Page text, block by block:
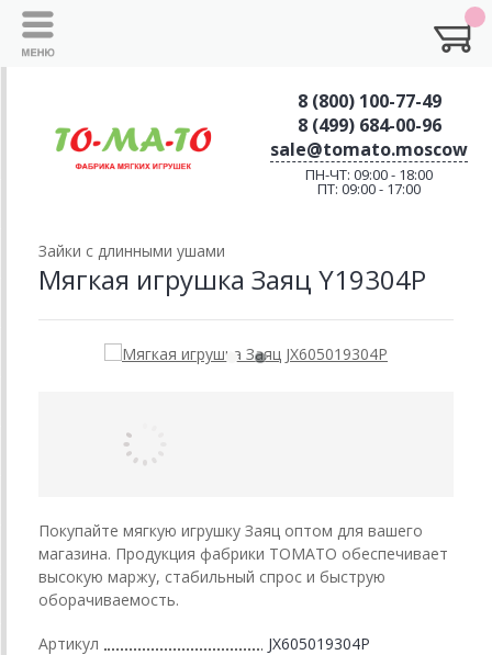
8 (800) 100-77-49
8 (499) 684-00-96
sale@tomato.moscow
ПН-ЧТ: 09:00 - 18:00
ПТ: 09:00 - 17:00
Зайки с длинными ушами
Мягкая игрушка Заяц Y19304P
Покупайте мягкую игрушку Заяц оптом для вашего
магазина. Продукция фабрики ТОМАТО обеспечивает
высокую маржу, стабильный спрос и быструю
оборачиваемость.
Артикул JX605019304P